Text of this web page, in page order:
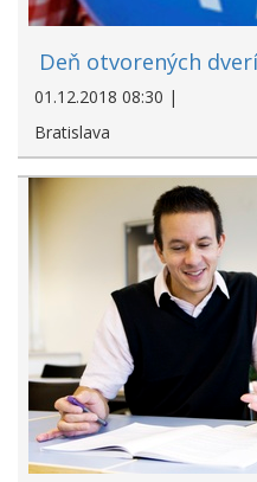
Deň otvorených
01.12.2018 08:30 |
Bratislava